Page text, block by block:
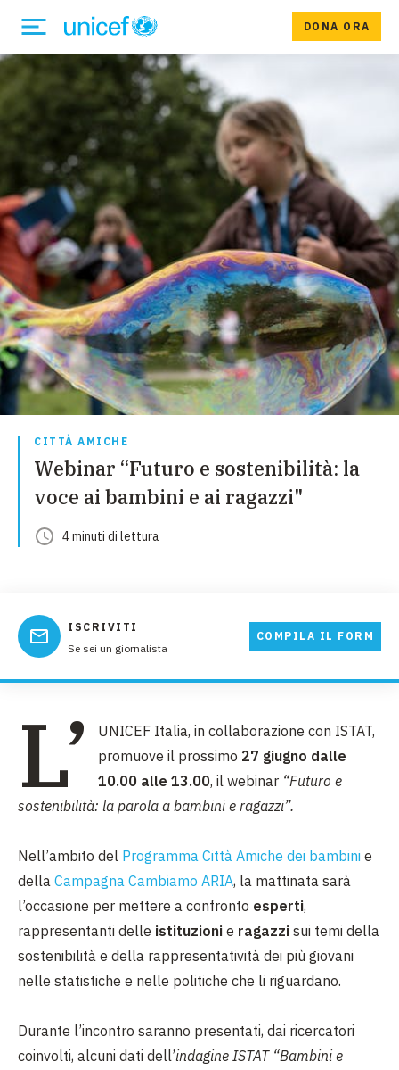
DONA ORA
CITTÀ AMICHE
Webinar “Futuro e sostenibilità: la
voce ai bambini e ai ragazzi"
4minuti di lettura
ISCRIVITI
Se sei un giornalista
COMPILA IL FORM
L’
UNICEF Italia, in collaborazione con ISTAT,
promuove il prossimo 27 giugno dalle
10.00 alle 13.00, il webinar “Futuro e
sostenibilità: la parola a bambini e ragazzi”.
Nell’ambito del Programma Città Amiche dei bambini e
della Campagna Cambiamo ARIA, la mattinata sarà
l’occasione per mettere a confronto esperti,
rappresentanti delle istituzioni e ragazzi sui temi della
sostenibilità e della rappresentatività dei più giovani
nelle statistiche e nelle politiche che li riguardano.
Durante l’incontro saranno presentati, dai ricercatori
coinvolti, alcuni dati dell’indagine ISTAT “Bambini e